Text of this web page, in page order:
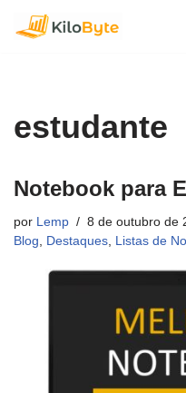
conteúdo
estudante
Notebook para
por Lemp
8 de outubro de
Blog, Destaques, Listas de